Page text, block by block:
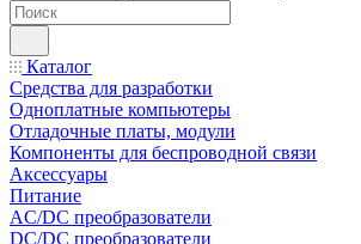
Каталог
Средства для разработки
Одноплатные компьютеры
Отладочные платы, модули
Компоненты для беспроводной связи
Аксессуары
Питание
AC/DC преобразователи
DC/DC преобразователи